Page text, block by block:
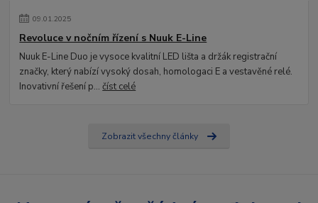
09.01.2025
Revoluce v nočním řízení s Nuuk E-Line
Nuuk E-Line Duo je vysoce kvalitní LED lišta a držák registrační
značky, který nabízí vysoký dosah, homologaci E a vestavěné relé.
Inovativní řešení p...číst celé
Zobrazit všechny články